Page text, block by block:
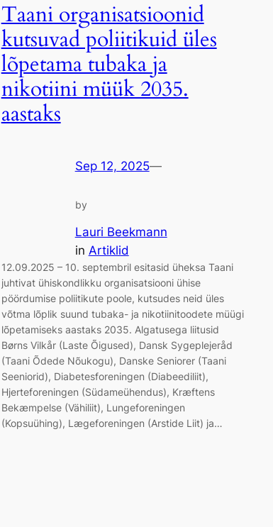
Taani organisatsioonid
kutsuvad poliitikuid üles
lõpetama tubaka ja
nikotiini müük 2035.
aastaks
Sep 12, 2025—
by
Lauri Beekmann
in Artiklid
12.09.2025 – 10. septembril esitasid üheksa Taani
juhtivat ühiskondlikku organisatsiooni ühise
pöördumise poliitikute poole, kutsudes neid üles
võtma lõplik suund tubaka- ja nikotiinitoodete müügi
lõpetamiseks aastaks 2035. Algatusega liitusid
Børns Vilkår (Laste Õigused), Dansk Sygeplejeråd
(Taani Õdede Nõukogu), Danske Seniorer (Taani
Seeniorid), Diabetesforeningen (Diabeediliit),
Hjerteforeningen (Südameühendus), Kræftens
Bekæmpelse (Vähiliit), Lungeforeningen
(Kopsuühing), Lægeforeningen (Arstide Liit) ja…